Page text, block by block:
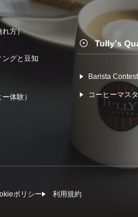
れ方）
ングと豆知
体験）
Tullyʼs
Barista Contest
コーヒーマス
ポリシー 利⽤規約